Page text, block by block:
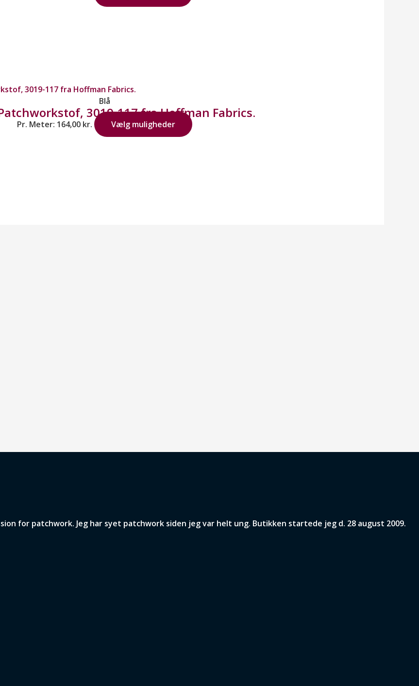
Blå
3019-117 fra Hoffman Fabrics.
Pr. Meter: 164,00 kr. Vælg muligheder
for patchwork. Jeg har syet patchwork siden jeg var helt ung. Butikken startede jeg d. 28 august 2009.